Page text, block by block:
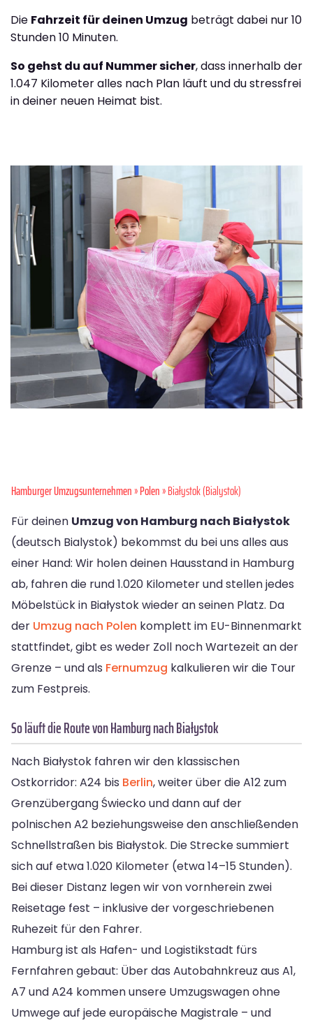
Die Fahrzeit für deinen Umzug beträgt dabei nur 10
Stunden 10 Minuten.
So gehst du auf Nummer sicher, dass innerhalb der
1.047 Kilometer alles nach Plan läuft und du stressfrei
in deiner neuen Heimat bist.
Hamburger Umzugsunternehmen»Polen» Białystok (Bialystok)
Für deinen Umzug von Hamburg nach Białystok
(deutsch Bialystok) bekommst du bei uns alles aus
einer Hand: Wir holen deinen Hausstand in Hamburg
ab, fahren die rund 1.020 Kilometer und stellen jedes
Möbelstück in Białystok wieder an seinen Platz. Da
der Umzug nach Polen komplett im EU-Binnenmarkt
stattfindet, gibt es weder Zoll noch Wartezeit an der
Grenze – und als Fernumzug kalkulieren wir die Tour
zum Festpreis.
So läuft die Route von Hamburg nach Białystok
Nach Białystok fahren wir den klassischen
Ostkorridor: A24 bis Berlin, weiter über die A12 zum
Grenzübergang Świecko und dann auf der
polnischen A2 beziehungsweise den anschließenden
Schnellstraßen bis Białystok. Die Strecke summiert
sich auf etwa 1.020 Kilometer (etwa 14–15 Stunden).
Bei dieser Distanz legen wir von vornherein zwei
Reisetage fest – inklusive der vorgeschriebenen
Ruhezeit für den Fahrer.
Hamburg ist als Hafen- und Logistikstadt fürs
Fernfahren gebaut: Über das Autobahnkreuz aus A1,
A7 und A24 kommen unsere Umzugswagen ohne
Umwege auf jede europäische Magistrale – und